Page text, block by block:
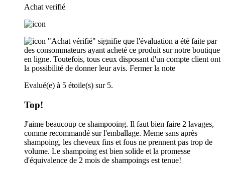
Achat verifié
"Achat vérifié" signifie que l'évaluation a été faite par
des consommateurs ayant acheté ce produit sur notre boutique
en ligne. Toutefois, tous ceux disposant d'un compte client ont
la possibilité de donner leur avis. Fermer la note
Evalué(e) à 5 étoile(s) sur 5.
Top!
J'aime beaucoup ce shampooing. Il faut bien faire 2 lavages,
comme recommandé sur l'emballage. Meme sans après
shampoing, les cheveux fins et fous ne prennent pas trop de
volume. Le shampoing est bien solide et la promesse
d'équivalence de 2 mois de shampoings est tenue!